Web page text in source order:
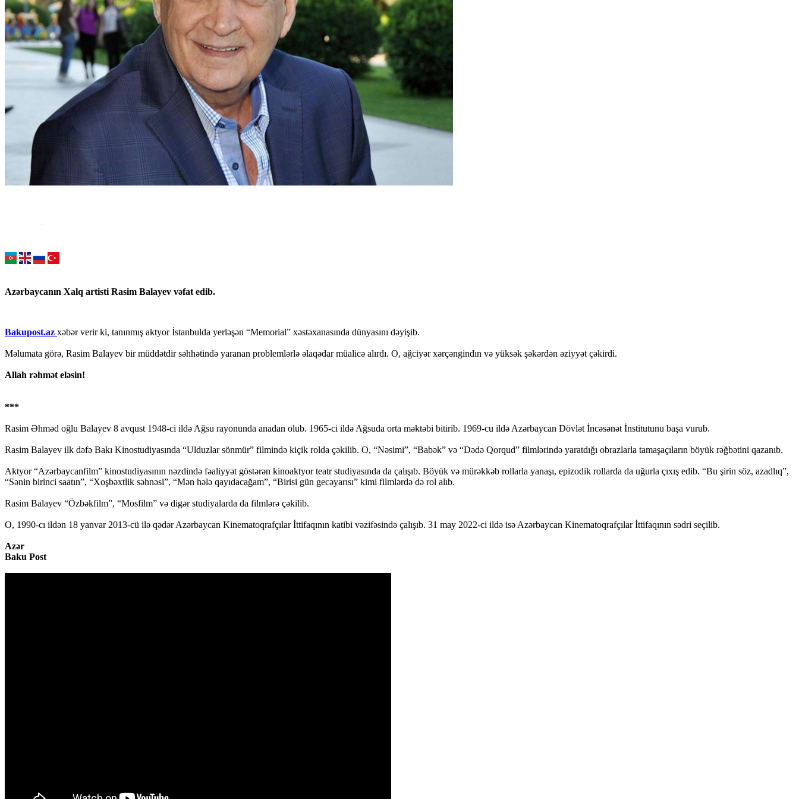
Azərbaycanın Xalq artisti Rasim Balayev vəfat edib.
Bakupost.az xəbər verir ki, tanınmış aktyor İstanbulda yerləşən “Memorial” xəstəxanasında dünyasını dəyişib.
Məlumata görə, Rasim Balayev bir müddətdir səhhətində yaranan problemlərlə əlaqədar müalicə alırdı. O, ağciyər xərçəngindın və yüksək şəkərdən əziyyət çəkirdi.
Allah rəhmət eləsin!
***
Rasim Əhməd oğlu Balayev 8 avqust 1948-ci ildə Ağsu rayonunda anadan olub. 1965-ci ildə Ağsuda orta məktəbi bitirib. 1969-cu ildə Azərbaycan Dövlət İncəsənət İnstitutunu başa vurub.
Rasim Balayev ilk dəfə Bakı Kinostudiyasında “Ulduzlar sönmür” filmində kiçik rolda çəkilib. O, “Nəsimi”, “Babək” və “Dədə Qorqud” filmlərində yaratdığı obrazlarla tamaşaçıların böyük rəğbətini qazanıb.
Aktyor “Azərbaycanfilm” kinostudiyasının nəzdində fəaliyyət göstərən kinoaktyor teatr studiyasında da çalışıb. Böyük və mürəkkəb rollarla yanaşı, epizodik rollarda da uğurla çıxış edib. “Bu şirin söz, azadlıq”,
“Sənin birinci saatın”, “Xoşbəxtlik səhnəsi”, “Mən hələ qayıdacağam”, “Birisi gün gecəyarısı” kimi filmlərdə də rol alıb.
Rasim Balayev “Özbəkfilm”, “Mosfilm” və digər studiyalarda da filmlərə çəkilib.
O, 1990-cı ildən 18 yanvar 2013-cü ilə qədər Azərbaycan Kinematoqrafçılar İttifaqının katibi vəzifəsində çalışıb. 31 may 2022-ci ildə isə Azərbaycan Kinematoqrafçılar İttifaqının sədri seçilib.
Azər
Baku Post